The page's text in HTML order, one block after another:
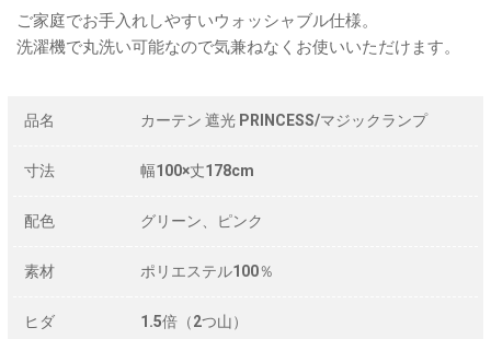
ご家庭でお手入れしやすいウォッシャブル仕様。
洗濯機で丸洗い可能なので気兼ねなくお使いいただけます。
品名 カーテン 遮光 PRINCESS/マジックランプ
寸法 幅100×丈178cm
配色 グリーン、ピンク
素材 ポリエステル100％
ヒダ 1.5倍（2つ山）